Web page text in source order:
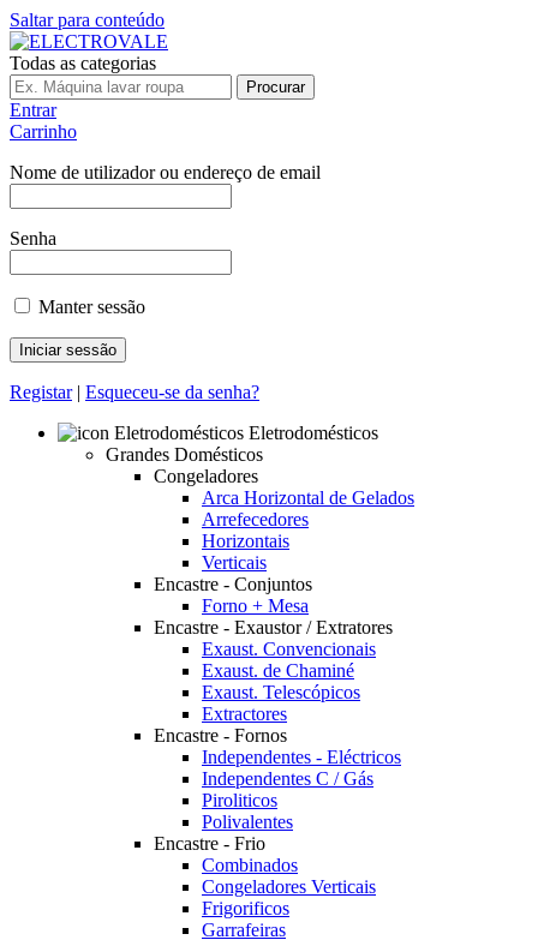
Saltar para conteúdo
Todas as categorias
Procurar
Entrar
Carrinho
Nome de utilizador ou endereço de email
Senha
Manter sessão
Registar| Esqueceu-se da senha?
Eletrodomésticos
Grandes Domésticos
Congeladores
Arca Horizontal de Gelados
Arrefecedores
Horizontais
Verticais
Encastre - Conjuntos
Forno + Mesa
Encastre - Exaustor / Extratores
Exaust. Convencionais
Exaust. de Chaminé
Exaust. Telescópicos
Extractores
Encastre - Fornos
Independentes - Eléctricos
Independentes C / Gás
Piroliticos
Polivalentes
Encastre - Frio
Combinados
Congeladores Verticais
Frigorificos
Garrafeiras